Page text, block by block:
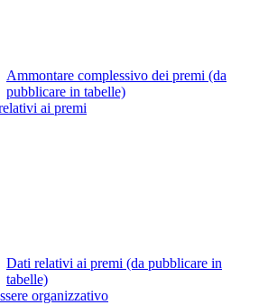
Ammontare complessivo dei premi (da
pubblicare in tabelle)
ai premi
Dati relativi ai premi (da pubblicare in
tabelle)
organizzativo